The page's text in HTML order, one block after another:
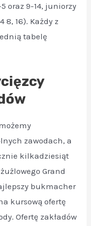
oraz 9-14, juniorzy
8, 16). Każdy z
tabelę
zawodach, a
kilkadziesiąt
Grand
bukmacher
kursową ofertę
Ofertę zakładów